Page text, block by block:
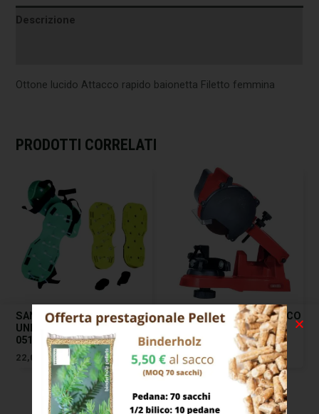
Descrizione
Ottone lucido Attacco rapido baionetta Filetto femmina
PRODOTTI CORRELATI
SANDALI ARIEGGIATORI
UNIVERSALI ILCAMPO
05122
22,00
AFFILACATENE ELETTRICO
AF104 EXCEL 07165
79,00€